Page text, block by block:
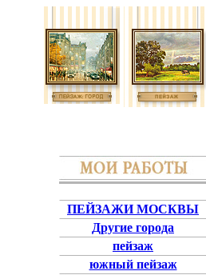
ПЕЙЗАЖИ МОСКВЫ
Другие города
пейзаж
южный пейзаж